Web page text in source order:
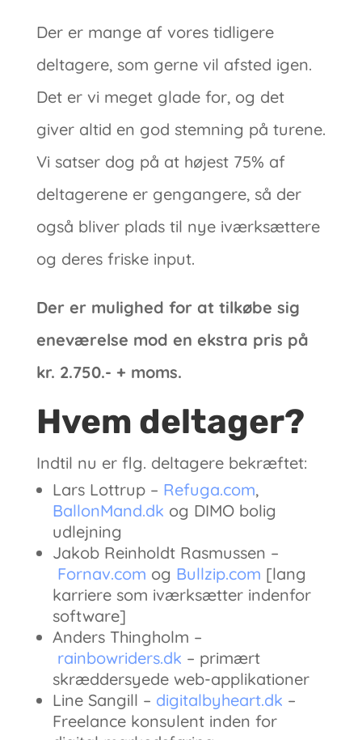
Der er mange af vores tidligere
deltagere, som gerne vil afsted igen.
Det er vi meget glade for, og det
giver altid en god stemning på turene.
Vi satser dog på at højest 75% af
deltagerene er gengangere, så der
også bliver plads til nye iværksættere
og deres friske input.
Der er mulighed for at tilkøbe sig
eneværelse mod en ekstra pris på
kr. 2.750.- + moms.
Hvem deltager?
Indtil nu er flg. deltagere bekræftet:
Lars Lottrup – Refuga.com,
BallonMand.dk og DIMO bolig
udlejning
Jakob Reinholdt Rasmussen –
Fornav.com og Bullzip.com [lang
karriere som iværksætter indenfor
software]
Anders Thingholm –
rainbowriders.dk – primært
skræddersyede web-applikationer
Line Sangill – digitalbyheart.dk –
Freelance konsulent inden for